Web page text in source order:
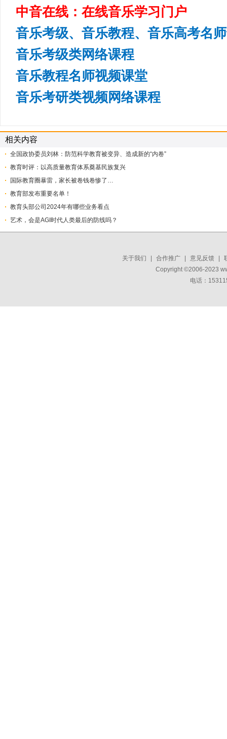
中音在线：在线音乐学习门户
音乐考级、音乐教程、音乐高考名
音乐考级类网络课程
音乐教程名师视频课堂
音乐考研类视频网络课程
相关内容
全国政协委员刘林：防范科学教育被变异、造成新的“内卷”
教育时评：以高质量教育体系奠基民族复兴
国际教育圈暴雷，家长被卷钱卷惨了…
教育部发布重要名单！
教育头部公司2024年有哪些业务看点
艺术，会是AGI时代人类最后的防线吗？
关于我们 合作推广 意见反馈
Copyright ©2006-2023
电话：